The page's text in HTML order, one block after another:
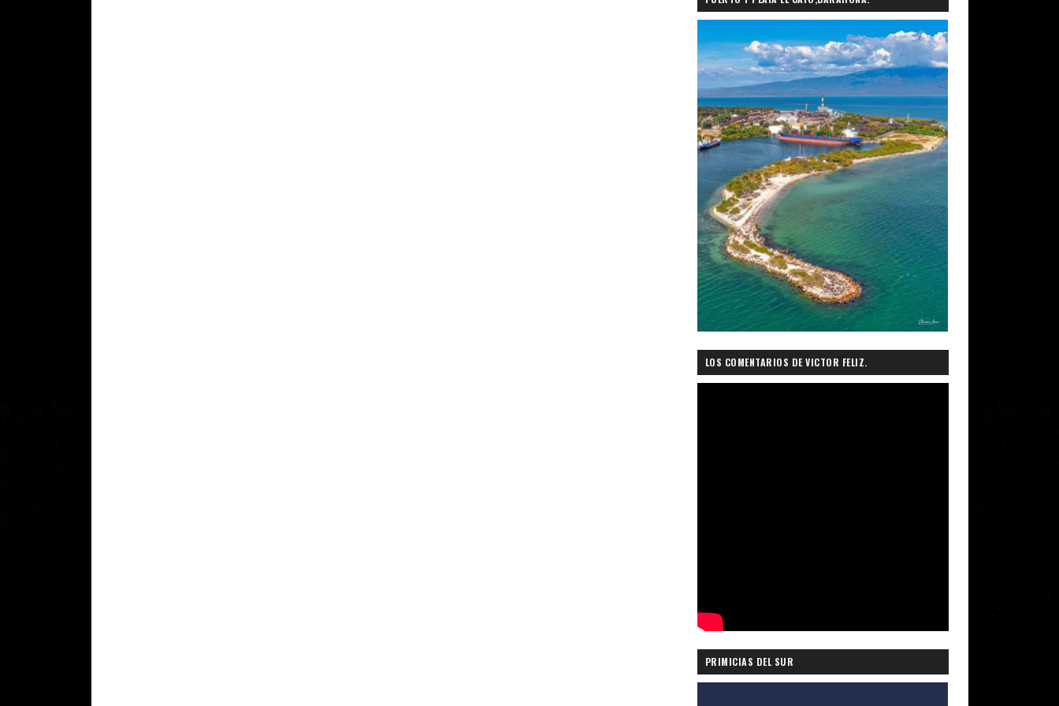
LOS COMENTARIOS DE VICTOR FELIZ.
PRIMICIAS DEL SUR